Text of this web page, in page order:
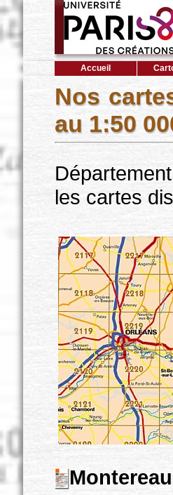
Accueil
Nos
au 1:50
les cartes